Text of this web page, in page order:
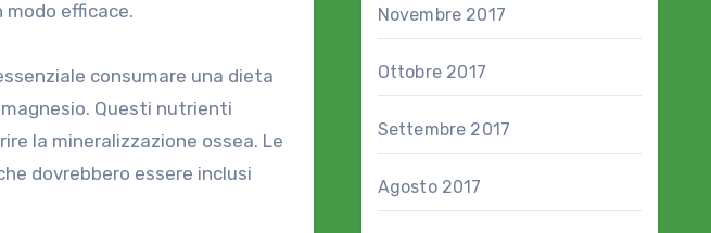
modo efficace.
consumare una dieta
Questi nutrienti
la mineralizzazione ossea. Le
dovrebbero essere inclusi
Novembre 2017
Ottobre 2017
Settembre 2017
Agosto 2017